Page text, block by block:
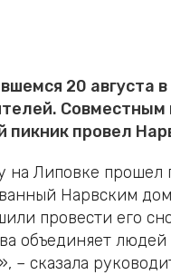
20 августа
Совместным
пикник провел
на Липовке
Нарвским
провести его
объединяет
– сказала